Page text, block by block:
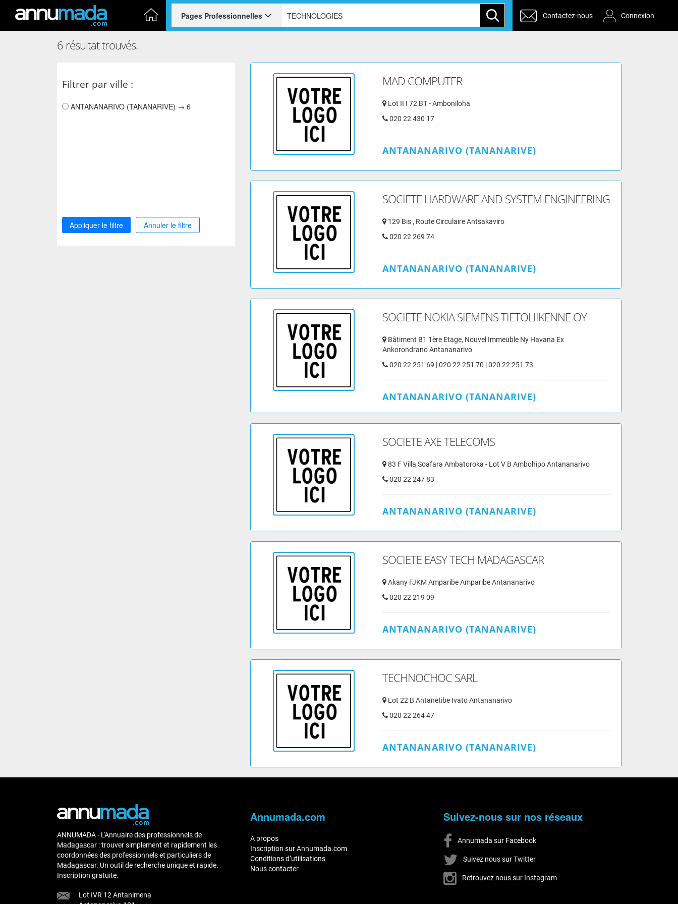
Contactez-nous Connexion
Accueil
6 résultat trouvés.
Filtrer par ville :
ANTANANARIVO (TANANARIVE) → 6
Appliquer le filtre Annuler le filtre
MAD COMPUTER
Lot II I 72 BT - Amboniloha
020 22 430 17
ANTANANARIVO (TANANARIVE)
SOCIETE HARDWARE AND SYSTEM ENGINEERING
129 Bis , Route Circulaire Antsakaviro
020 22 269 74
ANTANANARIVO (TANANARIVE)
SOCIETE NOKIA SIEMENS TIETOLIIKENNE OY
Bâtiment B1 1ère Etage, Nouvel Immeuble Ny Havana Ex
Ankorondrano Antananarivo
020 22 251 69 | 020 22 251 70 | 020 22 251 73
ANTANANARIVO (TANANARIVE)
SOCIETE AXE TELECOMS
83 F Villa Soafara Ambatoroka - Lot V B Ambohipo Antananarivo
020 22 247 83
ANTANANARIVO (TANANARIVE)
SOCIETE EASY TECH MADAGASCAR
Akany FJKM Amparibe Amparibe Antananarivo
020 22 219 09
ANTANANARIVO (TANANARIVE)
TECHNOCHOC SARL
Lot 22 B Antanetibe Ivato Antananarivo
020 22 264 47
ANTANANARIVO (TANANARIVE)
ANNUMADA - L'Annuaire des professionnels de
Madagascar : trouver simplement et rapidement les
coordonnées des professionnels et particuliers de
Madagascar. Un outil de recherche unique et rapide.
Inscription gratuite.
Lot IVR 12 Antanimena
Annumada.com
A propos
Inscription sur Annumada.com
Conditions d’utilisations
Nous contacter
Suivez-nous sur nos réseaux
Annumada sur Facebook
Suivez nous sur Twitter
Retrouvez nous sur Instagram